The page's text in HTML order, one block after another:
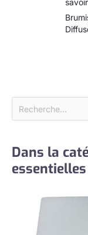
Dans la
essentielles